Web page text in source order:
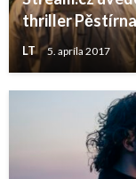
thriller Pěstírna
LT 5. apríla 2017